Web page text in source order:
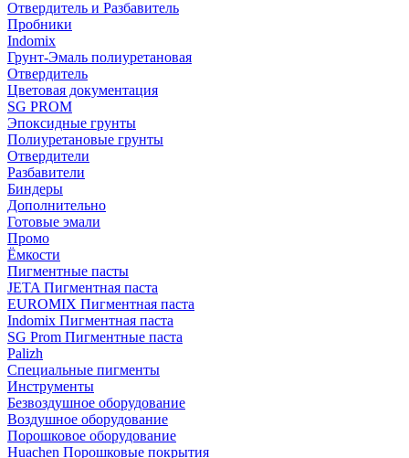
Отвердитель и Разбавитель
Пробники
Indomix
Грунт-Эмаль полиуретановая
Отвердитель
Цветовая документация
SG PROM
Эпоксидные грунты
Полиуретановые грунты
Отвердители
Разбавители
Биндеры
Дополнительно
Готовые эмали
Промо
Ёмкости
Пигментные пасты
JETA Пигментная паста
EUROMIX Пигментная паста
Indomix Пигментная паста
SG Prom Пигментные паста
Palizh
Специальные пигменты
Инструменты
Безвоздушное оборудование
Воздушное оборудование
Порошковое оборудование
Huachen Порошковые покрытия